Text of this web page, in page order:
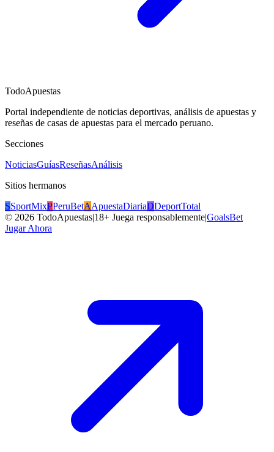
TodoApuestas
Portal independiente de noticias deportivas, análisis de apuestas y
reseñas de casas de apuestas para el mercado peruano.
Secciones
NoticiasGuíasReseñasAnálisis
Sitios hermanos
SSportMixPPeruBetAApuestaDiariaDDeportTotal
© 2026 TodoApuestas|18+ Juega responsablemente|GoalsBet
Jugar Ahora